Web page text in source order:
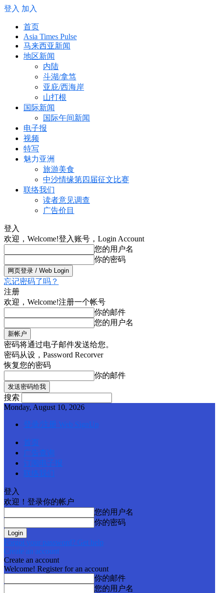
登入 加入
首页
Asia Times Pulse
马来西亚新闻
地区新闻
内陆
斗湖/拿笃
亚庇/西海岸
山打根
国际新闻
国际午间新闻
电子报
视频
特写
魅力亚洲
旅游美食
中沙情缘第四届征文比赛
联络我们
读者意见调查
广告价目
登入
欢迎，Welcome!登入账号，Login Account
您的用户名
你的密码
忘记密码了吗？
注册
欢迎，Welcome!注册一个帐号
你的邮件
您的用户名
密码将通过电子邮件发送给您。
密码从设，Password Recorver
恢复您的密码
你的邮件
搜索
Monday, August 10, 2026
登录/注册 Web SignUp
首页
广告查询
订阅电子报
联络我们
登入
欢迎！登录你的帐户
您的用户名
你的密码
Forgot your password? Get help
Create an account
Create an account
Welcome! Register for an account
你的邮件
您的用户名